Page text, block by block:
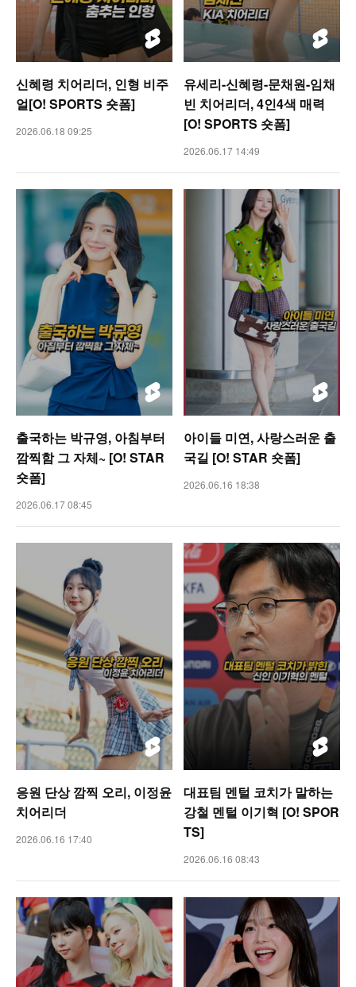
신혜령 치어리더, 인형 비주
얼[O! SPORTS 숏폼]
2026.06.18 09:25
유세리-신혜령-문채원-임채
빈 치어리더, 4인4색 매력
[O! SPORTS 숏폼]
2026.06.17 14:49
출국하는 박규영, 아침부터
깜찍함 그 자체~ [O! STAR
숏폼]
2026.06.17 08:45
아이들 미연, 사랑스러운 출
국길 [O! STAR 숏폼]
2026.06.16 18:38
응원 단상 깜찍 오리, 이정윤
치어리더
2026.06.16 17:40
대표팀 멘털 코치가 말하는
강철 멘털 이기혁 [O! SPOR
TS]
2026.06.16 08:43